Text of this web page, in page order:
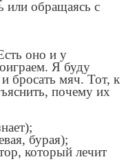
или обращаясь с
оно и у
Я буду
бросать мяч. Тот, к
почему их
бурая);
который лечит